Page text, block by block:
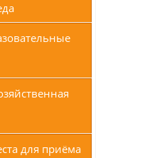
для приёма